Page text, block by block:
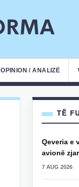
OPINION / ANALIZË
TË
Qeveria e
avionë
7 AUG 2026